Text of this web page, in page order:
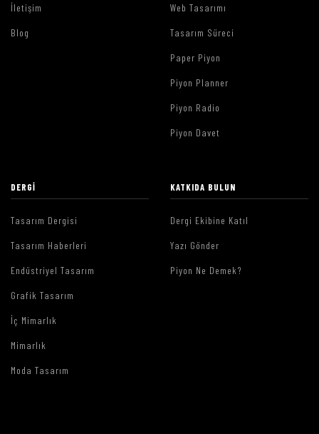
İletişim
Blog
Web Tasarımı
Tasarım Süreci
Paper Piyon
Piyon Planner
Piyon Radio
Piyon Davet
DERGI
Tasarım Dergisi
Tasarım Haberleri
Endüstriyel Tasarım
Grafik Tasarım
İç Mimarlık
Mimarlık
Moda Tasarım
KATKIDA BULUN
Dergi Ekibine Katıl
Yazı Gönder
Piyon Ne Demek?